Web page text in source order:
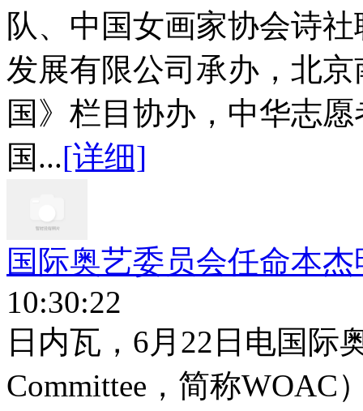
队、中国女画家协会诗
发展有限公司承办，北
国》栏目协办，中华志
国...[详细]
国际奥艺委员会任命本
10:30:22
日内瓦，6月22日电国际
Committee，简称WOAC